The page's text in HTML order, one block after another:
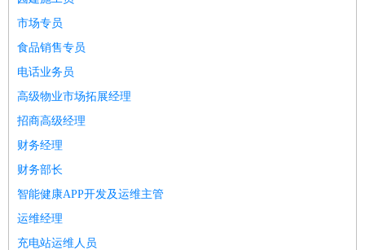
市场专员
食品销售专员
电话业务员
高级物业市场拓展经理
招商高级经理
财务经理
财务部长
智能健康APP开发及运维主管
运维经理
充电站运维人员